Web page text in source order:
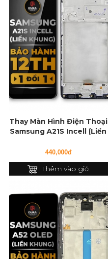
Thay Màn Hình Điện Thoại
Samsung A21S Incell (Liền
440,000đ
Thêm vào giỏ